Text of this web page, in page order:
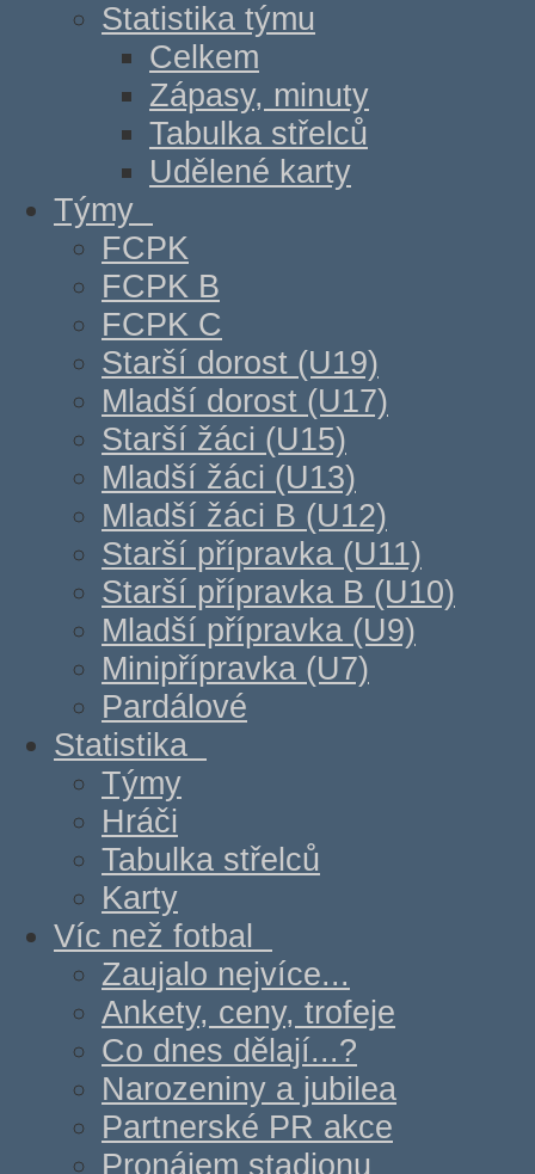
Statistika týmu
Celkem
Zápasy, minuty
Tabulka střelců
Udělené karty
Týmy
FCPK
FCPK B
FCPK C
Starší dorost (U19)
Mladší dorost (U17)
Starší žáci (U15)
Mladší žáci (U13)
Mladší žáci B (U12)
Starší přípravka (U11)
Starší přípravka B (U10)
Mladší přípravka (U9)
Minipřípravka (U7)
Pardálové
Statistika
Týmy
Hráči
Tabulka střelců
Karty
Víc než fotbal
Zaujalo nejvíce...
Ankety, ceny, trofeje
Co dnes dělají...?
Narozeniny a jubilea
Partnerské PR akce
Pronájem stadionu